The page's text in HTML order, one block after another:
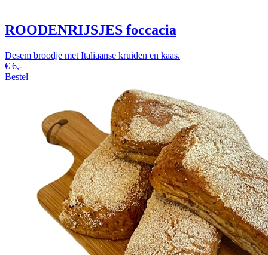
ROODENRIJSJES foccacia
Desem broodje met Italiaanse kruiden en kaas.
€ 6,-
Bestel